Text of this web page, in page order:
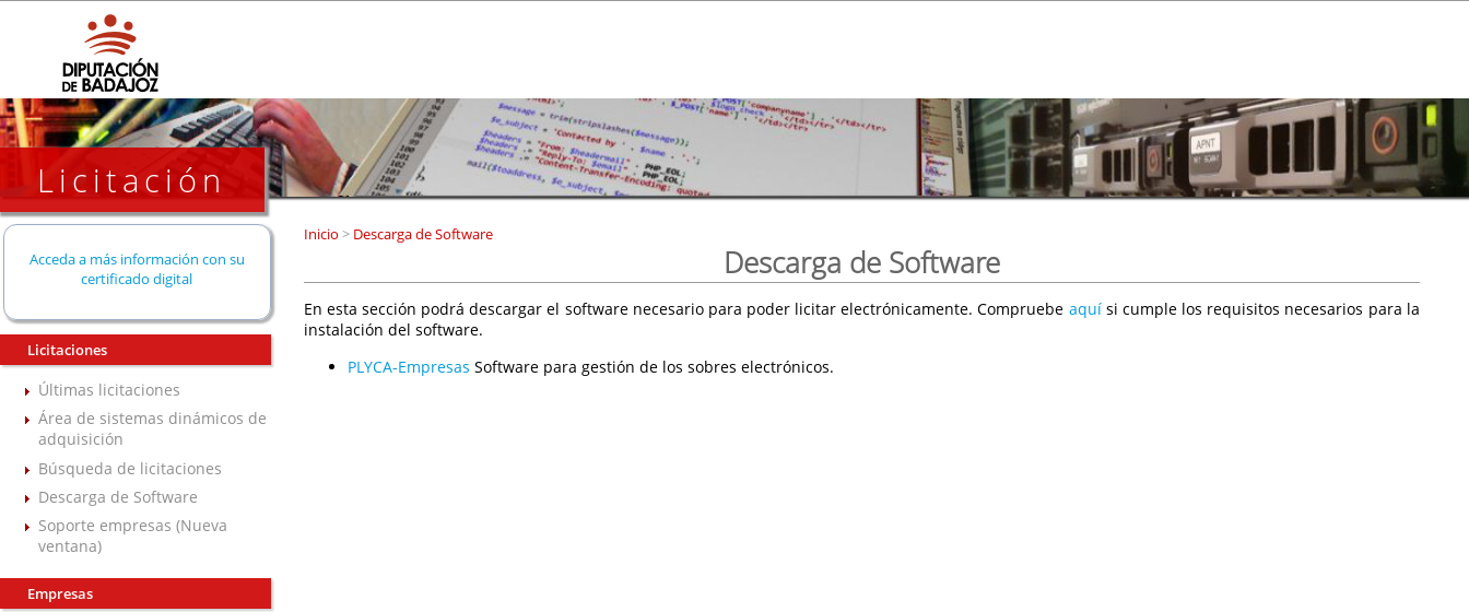
Licitación
Acceda a más información con su
certificado digital
Licitaciones
Últimas licitaciones
Área de sistemas dinámicos de
adquisición
Búsqueda de licitaciones
Descarga de Software
Soporte empresas (Nueva
ventana)
Empresas
Inicio >Descarga de Software
Descarga de Software
En esta sección podrá descargar el software necesario para poder licitar electrónicamente. Compruebe aquísi cumple los requisitos necesarios para la
instalación del software.
PLYCA-Empresas Software para gestión de los sobres electrónicos.